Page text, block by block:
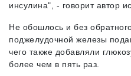
инсулина", - говорит автор
Не обошлось и без
поджелудочной железы
чего также добавляли
более чем в пять раз.